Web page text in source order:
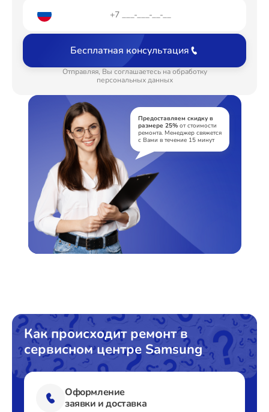
Замена звуковой карты от 1500₽
Замена оперативной памяти
Замена процессора от 3250₽
Замена системы охлаждения от 1600₽
Замена термопасты
Замена экрана
Замена контроллера питания
Замена северного моста от 2960₽
Замена SSD от 1190₽
Замена аккумулятора от 1080₽
Замена клавиатуры
Замена корпуса
Бесплатная консультация
Отправляя, Вы соглашаетесь на обработку
персональных данных
Предоставляем скидку в
размере 25%от стоимости
ремонта. Менеджер свяжется
с Вами в течение 15 минут
Как происходит ремонт в
сервисном центре Samsung
Оформление
заявки и доставка